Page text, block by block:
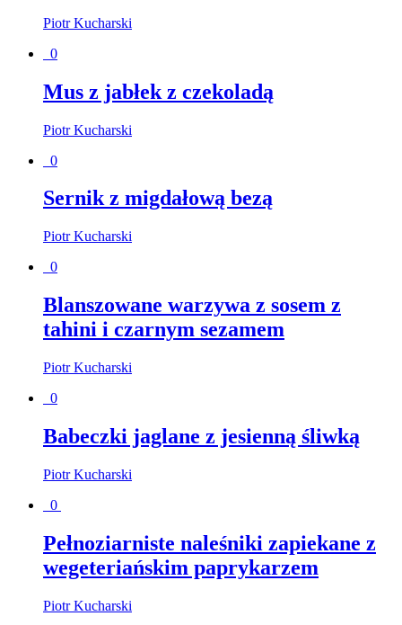
Piotr Kucharski
0
Mus z jabłek z czekoladą
Piotr Kucharski
0
Sernik z migdałową bezą
Piotr Kucharski
0
Blanszowane warzywa z sosem z
tahini i czarnym sezamem
Piotr Kucharski
0
Babeczki jaglane z jesienną śliwką
Piotr Kucharski
0
Pełnoziarniste naleśniki zapiekane z
wegeteriańskim paprykarzem
Piotr Kucharski